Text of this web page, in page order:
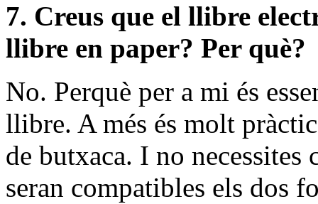
7. Creus que el llibre
llibre en paper? Per què?
No. Perquè per a mi és
llibre. A més és molt
de butxaca. I no
seran compatibles els dos